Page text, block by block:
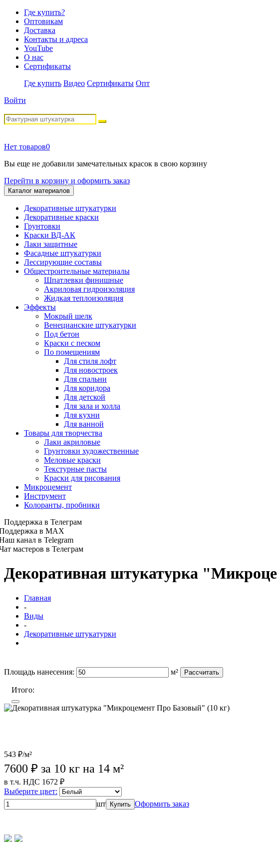
Где купить?
Оптовикам
Доставка
Контакты и адреса
YouTube
О нас
Сертификаты
Где купить Видео Сертификаты Опт
Войти
Нет товаров0
Вы еще не добавили замечательных красок в свою корзину
Перейти в корзину и оформить заказ
Каталог материалов
Декоративные штукатурки
Декоративные краски
Грунтовки
Краски ВД-АК
Лаки защитные
Фасадные штукатурки
Лессирующие составы
Общестроительные материалы
Шпатлевки финишные
Акриловая гидроизоляция
Жидкая теплоизоляция
Эффекты
Мокрый шелк
Венецианские штукатурки
Под бетон
Краски с песком
По помещениям
Для стиля лофт
Для новостроек
Для спальни
Для коридора
Для детской
Для зала и холла
Для кухни
Для ванной
Товары для творчества
Лаки акриловые
Грунтовки художественные
Меловые краски
Текстурные пасты
Краски для рисования
Микроцемент
Инструмент
Колоранты, пробники
Поддержка в Телеграм
в MAX
канал в Telegram
мастеров в Телеграм
Декоративная штукатурка
Главная
-
Виды
-
Декоративные штукатурки
Площадь нанесения:
м² Рассчитать
Итого:
543 ₽/м²
7600 ₽ за 10 кг на 14 м²
в т.ч. НДС 1672 ₽
Выберите цвет:
шт
Купить Оформить заказ